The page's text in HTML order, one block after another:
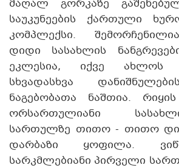
მაღალ გორკაზე
საუკუნეების ქართული
კომპლექსი.
დიდი სასახლის
ეკლესია, იქვე ახლოს
სხვადასხვა
ნაგებობათა ნაშთია.
ორსართულიანი
სართულზე თითო - თითო
დარბაზი ყოფილა.
სარკმლებიანი პირველი